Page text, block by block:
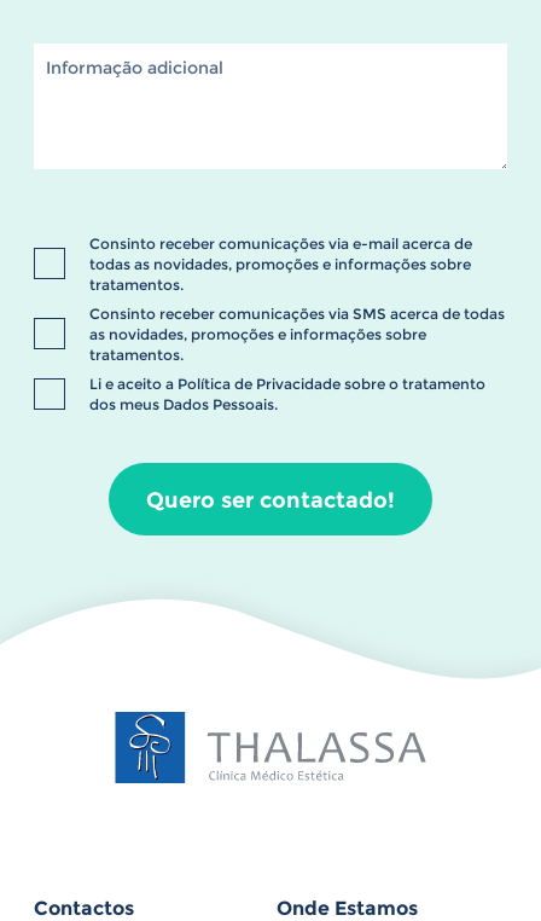
Consinto receber comunicações via e-mail acerca de
todas as novidades, promoções e informações sobre
tratamentos.
Consinto receber comunicações via SMS acerca de todas
as novidades, promoções e informações sobre
tratamentos.
Li e aceito a Política de Privacidade sobre o tratamento
dos meus Dados Pessoais.
Quero ser contactado!
Contactos Onde Estamos